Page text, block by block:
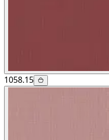
1058.15